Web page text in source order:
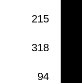
215
318
94